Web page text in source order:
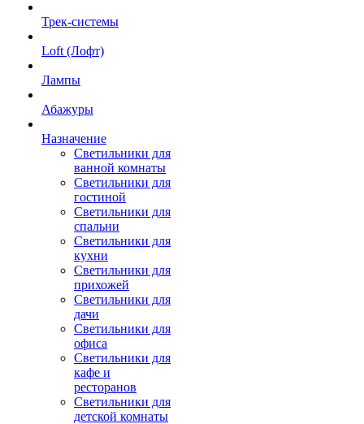
Трек-системы
Loft (Лофт)
Лампы
Абажуры
Назначение
Светильники для
ванной комнаты
Светильники для
гостиной
Светильники для
спальни
Светильники для
кухни
Светильники для
прихожей
Светильники для
дачи
Светильники для
офиса
Светильники для
кафе и
ресторанов
Светильники для
детской комнаты